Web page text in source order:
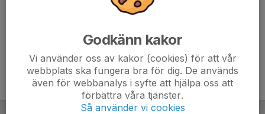
Godkänn kakor
Vi använder oss av kakor (cookies) för att vår
webbplats ska fungera bra för dig. De används
även för webbanalys i syfte att hjälpa oss att
förbättra våra tjänster.
Så använder vi cookies